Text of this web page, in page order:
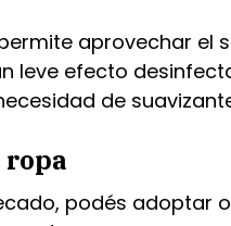
aprovechar el
leve efecto
de
podés adoptar